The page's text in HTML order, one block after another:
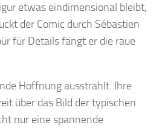
etwas eindimensional bleibt,
der Comic durch Sébastien
für Details fängt er die raue
Hoffnung ausstrahlt. Ihre
über das Bild der typischen
nur eine spannende